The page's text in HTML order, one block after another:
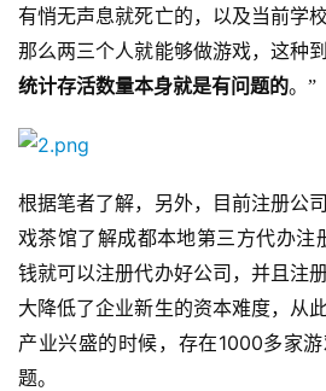
页
游
茶
原
创
有悄无声息就死亡的，以及当前学
那么两三个人就能够做游戏，这种
统计存活数量本身就是有问题的。”
根据笔者了解，另外，目前注册公
戏茶馆了解成都本地第三方代办注
钱就可以注册代办好公司，并且注
大降低了企业新生的资本难度，从
产业兴盛的时候，存在1000多家
题。